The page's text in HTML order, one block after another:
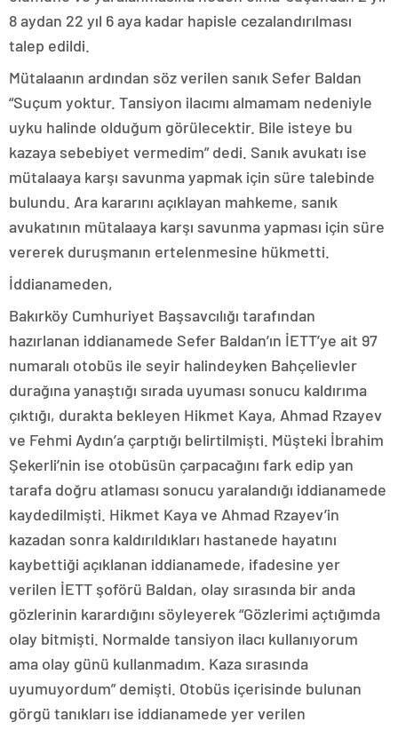
8 aydan 22 yıl 6 aya kadar hapisle cezalandırılması
talep edildi.
Mütalaanın ardından söz verilen sanık Sefer Baldan
“Suçum yoktur. Tansiyon ilacımı almamam nedeniyle
uyku halinde olduğum görülecektir. Bile isteye bu
kazaya sebebiyet vermedim” dedi. Sanık avukatı ise
mütalaaya karşı savunma yapmak için süre talebinde
bulundu. Ara kararını açıklayan mahkeme, sanık
avukatının mütalaaya karşı savunma yapması için süre
vererek duruşmanın ertelenmesine hükmetti.
İddianameden,
Bakırköy Cumhuriyet Başsavcılığı tarafından
hazırlanan iddianamede Sefer Baldan’ın İETT’ye ait 97
numaralı otobüs ile seyir halindeyken Bahçelievler
durağına yanaştığı sırada uyuması sonucu kaldırıma
çıktığı, durakta bekleyen Hikmet Kaya, Ahmad Rzayev
ve Fehmi Aydın’a çarptığı belirtilmişti. Müşteki İbrahim
Şekerli’nin ise otobüsün çarpacağını fark edip yan
tarafa doğru atlaması sonucu yaralandığı iddianamede
kaydedilmişti. Hikmet Kaya ve Ahmad Rzayev’in
kazadan sonra kaldırıldıkları hastanede hayatını
kaybettiği açıklanan iddianamede, ifadesine yer
verilen İETT şoförü Baldan, olay sırasında bir anda
gözlerinin karardığını söyleyerek “Gözlerimi açtığımda
olay bitmişti. Normalde tansiyon ilacı kullanıyorum
ama olay günü kullanmadım. Kaza sırasında
uyumuyordum” demişti. Otobüs içerisinde bulunan
görgü tanıkları ise iddianamede yer verilen